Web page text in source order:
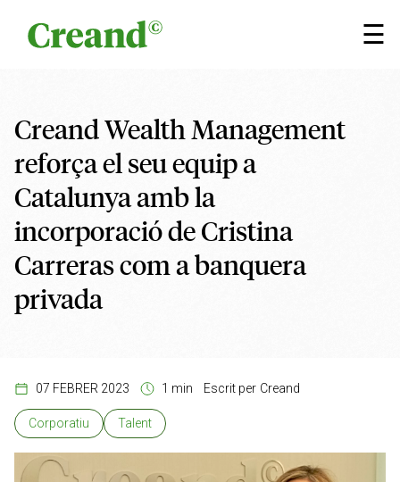
☰
×
Creand Wealth Management
reforça el seu equip a
Catalunya amb la
incorporació de Cristina
Carreras com a banquera
privada
07 FEBRER 2023 1 min Escrit per Creand
Corporatiu Talent